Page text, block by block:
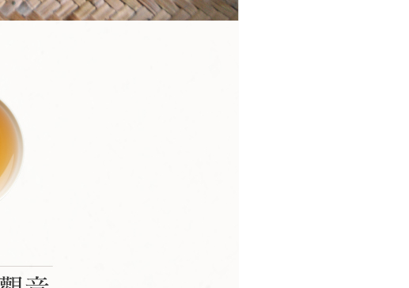
４．使用「AFTEE先享後付」時，將依據個別帳號之用戶狀況，依本公司
即時審查核予不同之上限額度；若仍有額度不足之情形，本公司將視審查
每筆NT$150，滿NT$1,800(含以上)免運費
港澳地區 (請勿使用順豐智能櫃收件)